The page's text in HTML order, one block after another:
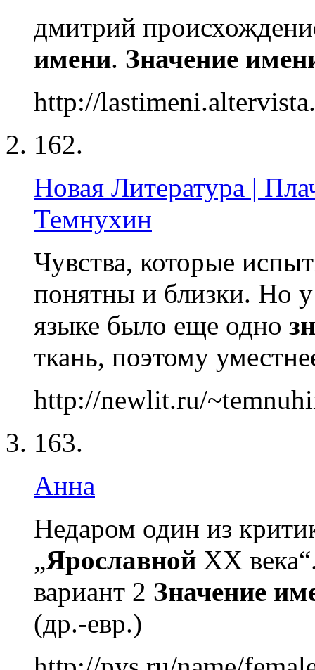
дмитрий
имени. Значение
http://
162.
Новая Литература |
Темнухин
Чувства, которые
понятны и близки. Но у
языке было еще одно
ткань, поэтому
http://newlit.ru/
163.
Анна
Недаром один из
„Ярославной XX
вариант 2 Значение
(др.-евр.)